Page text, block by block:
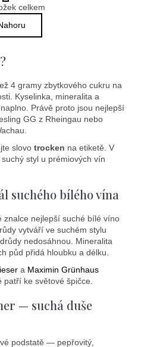
v
l
á
c
í
p
r
v
k
y
p
s
u
r
á
n
k
n
í
celkem
4 gramy zbytkového cukru na
Kyselinka, mineralita a
Právě proto jsou nejlepší
GG z Rheingau nebo
slovo trocken na etiketě. V
styl u prémiových vín
suchého bílého vína
znalce nejlepší suché bílé víno
vytváří ve suchém stylu
nedosáhnou. Mineralita
půd přidá hloubku a délku.
a Maximin Grünhaus
patří ke světové špičce.
— suchá duše
podstatě — pepřovitý,